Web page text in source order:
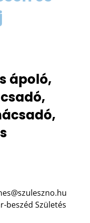
ápoló,
beszéd Születés